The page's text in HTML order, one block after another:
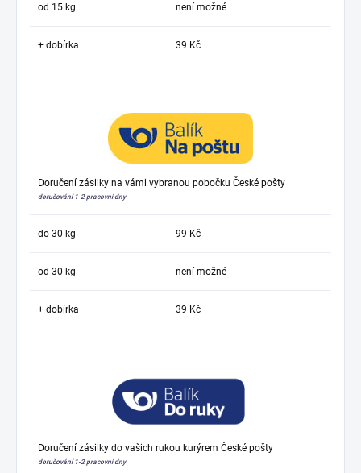
od 15 kg není možné
+ dobírka 39 Kč
Doručení zásilky na vámi vybranou pobočku České pošty
doručování 1-2 pracovní dny
do 30 kg 99 Kč
od 30 kg není možné
+ dobírka 39 Kč
Doručení zásilky do vašich rukou kurýrem České pošty
doručování 1-2 pracovní dny